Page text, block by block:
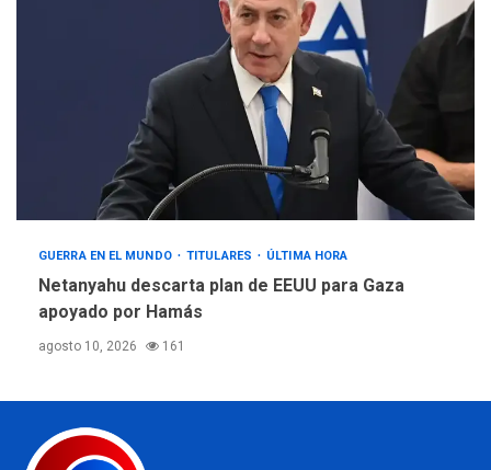
GUERRA EN EL MUNDO TITULARES ÚLTIMA HORA
Netanyahu descarta plan de EEUU para Gaza
apoyado por Hamás
agosto 10, 2026 161